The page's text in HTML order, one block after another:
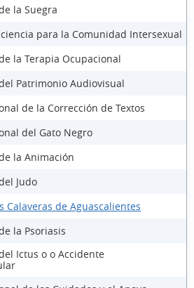
la Suegra
para la Comunidad Intersexual
la Terapia Ocupacional
Patrimonio Audiovisual
de la Corrección de Textos
del Gato Negro
la Animación
Judo
Calaveras de Aguascalientes
la Psoriasis
Ictus o o Accidente